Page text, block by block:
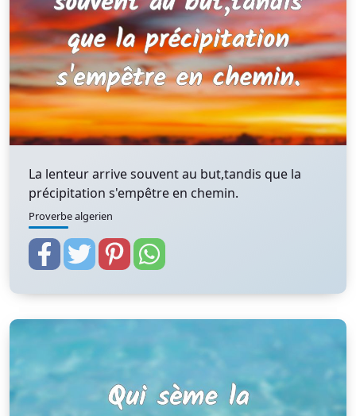
La lenteur arrive souvent au but,tandis que la
précipitation s'empêtre en chemin.
Proverbe algerien